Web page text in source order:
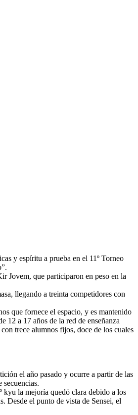
y espíritu a prueba en el 11º Torneo
Jovem, que participaron en peso en la
llegando a treinta competidores con
que fornece el espacio, y es mantenido
12 a 17 años de la red de enseñanza
trece alumnos fijos, doce de los cuales
el año pasado y ocurre a partir de las
kyu la mejoría quedó clara debido a los
Desde el punto de vista de Sensei, el